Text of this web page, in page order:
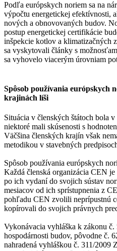
Podľa európskych noriem sa na
výpočtu energetickej efektívnosti,
nových a obnovovaných budov.
postup energetickej certifikácie
inšpekcie kotlov a klimatizačných
sa vyskytovali články s
sa vyhovelo viacerým úrovniam
Spôsob používania európskych
krajinách líši
Situácia v členských štátoch bola
niektoré mali skúsenosti s
Väčšina členských krajín však
metodikou v stavebných
Spôsob používania európskych
Každá členská organizácia CEN
po ich vydaní do svojich sústav
mesiacov od ich sprístupnenia z
pohľadu CEN zvolili neprípustnú
kopírovali do svojich právnych
Vykonávacia vyhláška k zákonu
hospodárnosti budov, pôvodne č.
nahradená vyhláškou č. 311/2009